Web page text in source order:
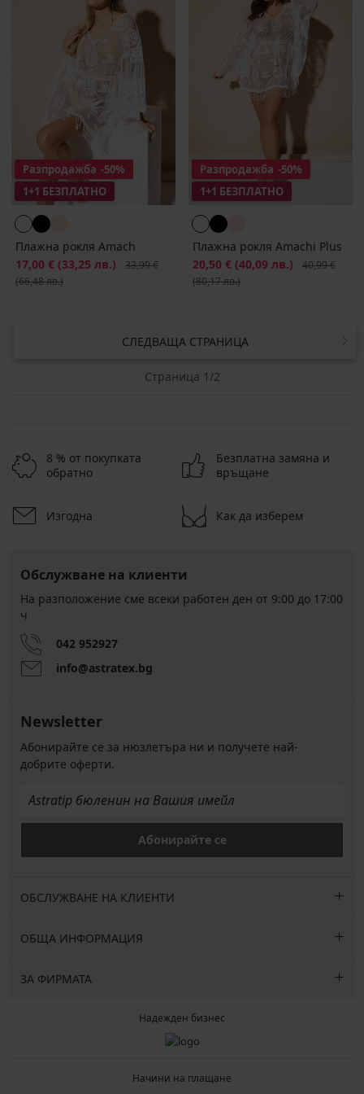
Разпродажба -50%
1+1 БЕЗПЛАТНО
Плажна рокля Amach
Намаление
17,00 € (33,25 лв.) Първоначална цена
33,99 €
(66,48 лв.)
Разпродажба -50%
1+1 БЕЗПЛАТНО
Плажна рокля Amachi Plus
Намаление
20,50 € (40,09 лв.)
40,99 €
(80,17 лв.)
СЛЕДВАЩА СТРАНИЦА
Страница 1/2
8 % от покупката
обратно
Безплатна замяна и
връщане
Изгодна Как да изберем
Обслужване на клиенти
На разположение сме всеки работен ден от 9:00 до 17:00
ч
042 952927
info@astratex.bg
Newsletter
Абонирайте се за нюзлетъра ни и получете най-
добрите оферти.
Абонирайте се
ОБСЛУЖВАНЕ НА КЛИЕНТИ
ОБЩА ИНФОРМАЦИЯ
ЗА ФИРМАТА
Надежден бизнес
Начини на плащане